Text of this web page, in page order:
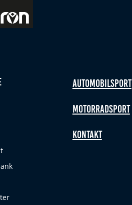
Automobilsport
Motorradsport
Kontakt